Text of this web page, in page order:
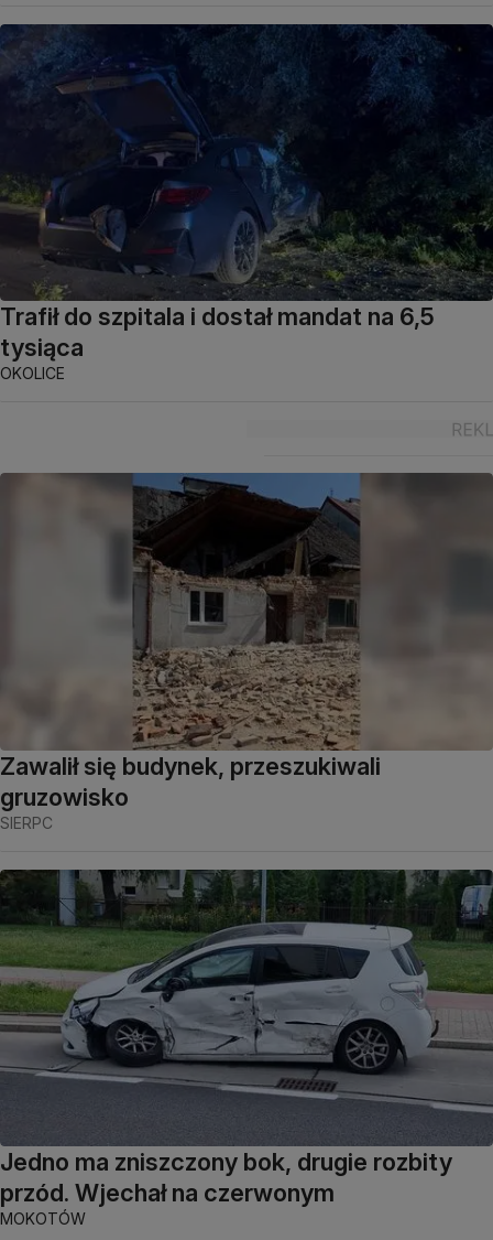
Trafił do szpitala i dostał mandat na 6,5
tysiąca
OKOLICE
Zawalił się budynek, przeszukiwali
gruzowisko
SIERPC
Jedno ma zniszczony bok, drugie rozbity
przód. Wjechał na czerwonym
MOKOTÓW